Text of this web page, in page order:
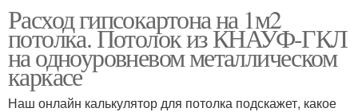
Расход гипсокартона на 1м2
потолка. Потолок из КНАУФ-ГКЛ
на одноуровневом металлическом
каркасе
Наш онлайн калькулятор для потолка подскажет, какое